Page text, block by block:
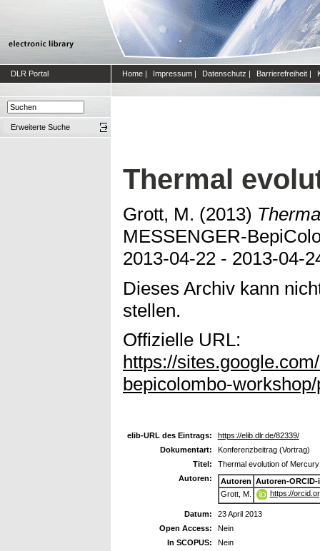
DLR Portal Home | Impressum | Datenschutz | Barrierefreiheit |
Erweiterte Suche
Thermal
Grott, M. (2013)
MESSENGER-
2013-04-22 - 2013-04-
Dieses Archiv kann
stellen.
Offizielle URL:
https://
bepicolombo-
elib-URL des Eintrags:
https://elib.dlr.de/82339/
Dokumentart:
Konferenzbeitrag (Vortrag)
Titel:
Thermal evolution of Mercury
Autoren:
Autoren Autoren-ORCID-
Grott, M.
https://
Datum:
23 April 2013
Open Access:
Nein
In SCOPUS:
Nein